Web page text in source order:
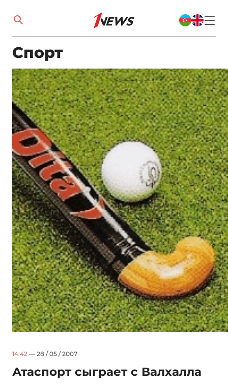
Спорт
14:42 — 28 / 05 / 2007
Атаспорт сыграет с Валхалла